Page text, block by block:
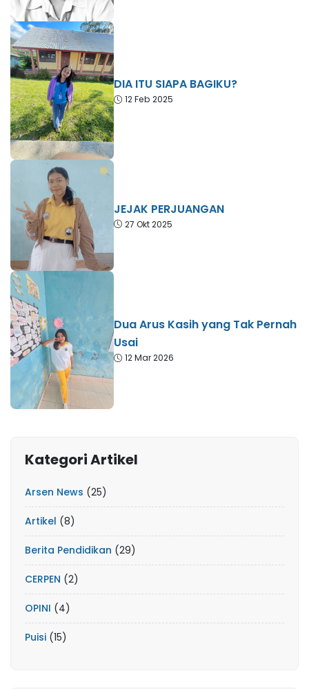
DIA ITU SIAPA BAGIKU?
12 Feb 2025
JEJAK PERJUANGAN
27 Okt 2025
Dua Arus Kasih yang Tak Pernah
Usai
12 Mar 2026
Kategori Artikel
Arsen News (25)
Artikel (8)
Berita Pendidikan (29)
CERPEN (2)
OPINI (4)
Puisi (15)